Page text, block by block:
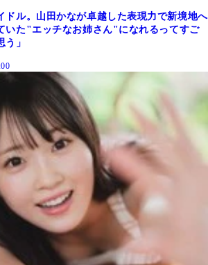
ドル。山田かなが卓越した表現力で新境地へ
いた"エッチなお姉さん"になれるってすご
う」